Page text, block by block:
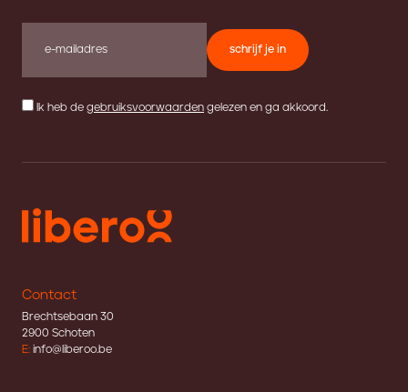
schrijf je in
Ik heb de gebruiksvoorwaarden gelezen en ga akkoord.
Contact
Brechtsebaan 30
2900 Schoten
E: info@liberoo.be